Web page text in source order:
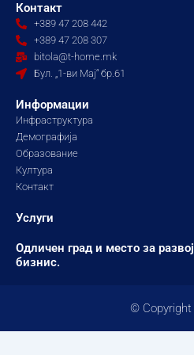
Контакт
+389 47 208 442
+389 47 208 307
bitola@t-home.mk
Бул. „1-ви Мај“ бр.61
Информации
Инфраструктура
Демографија
Образование
Култура
Контакт
Услуги
Одличен град и место за
бизнис.
© Copyright